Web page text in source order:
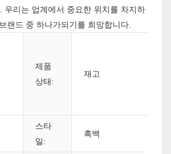
우리는 업계에서 중요한 위치를 차지하
랜드 중 하나가되기를 희망합니다.
제품
상태:
재고
스타
일:
흑백